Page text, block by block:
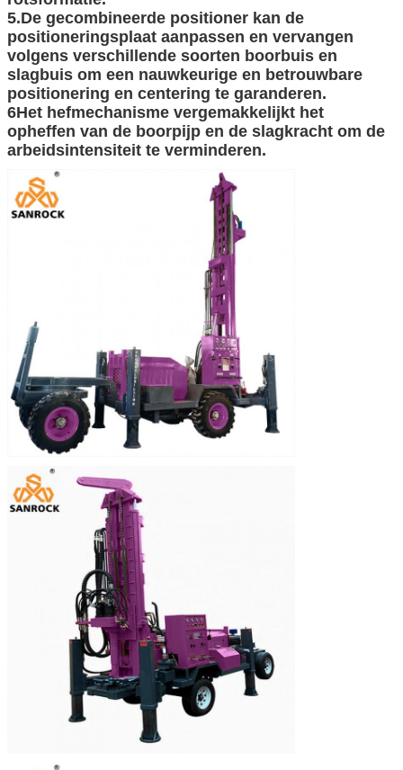
5.De gecombineerde positioner kan de
positioneringsplaat aanpassen en vervangen
volgens verschillende soorten boorbuis en
slagbuis om een nauwkeurige en betrouwbare
positionering en centering te garanderen.
6Het hefmechanisme vergemakkelijkt het
opheffen van de boorpijp en de slagkracht om de
arbeidsintensiteit te verminderen.